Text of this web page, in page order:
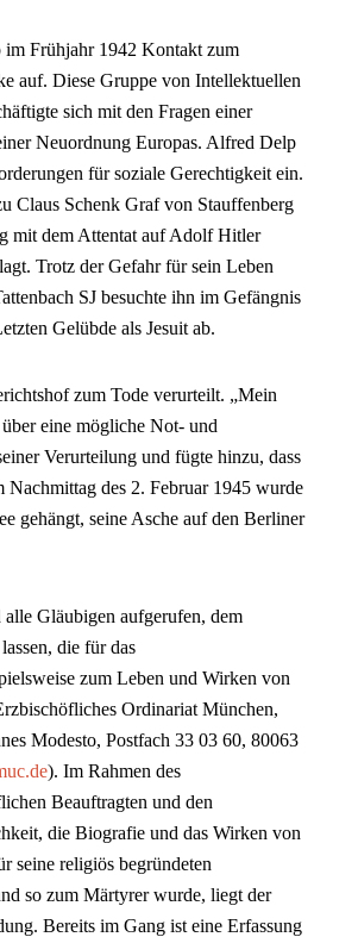
Frühjahr 1942 Kontakt zum
auf. Diese Gruppe von Intellektuellen
sich mit den Fragen einer
Neuordnung Europas. Alfred Delp
für soziale Gerechtigkeit ein.
Claus Schenk Graf von Stauffenberg
mit dem Attentat auf Adolf Hitler
Trotz der Gefahr für sein Leben
SJ besuchte ihn im Gefängnis
Gelübde als Jesuit ab.
zum Tode verurteilt. „Mein
eine mögliche Not- und
Verurteilung und fügte hinzu, dass
Nachmittag des 2. Februar 1945 wurde
gehängt, seine Asche auf den Berliner
Gläubigen aufgerufen, dem
die für das
zum Leben und Wirken von
Ordinariat München,
Modesto, Postfach 33 03 60, 80063
). Im Rahmen des
Beauftragten und den
die Biografie und das Wirken von
seine religiös begründeten
so zum Märtyrer wurde, liegt der
Bereits im Gang ist eine Erfassung